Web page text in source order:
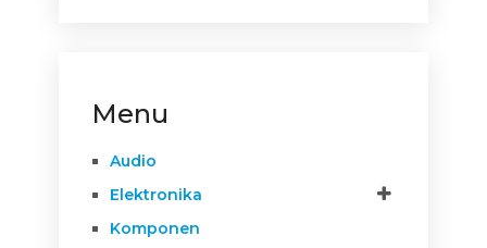
Menu
Audio
Elektronika
Komponen